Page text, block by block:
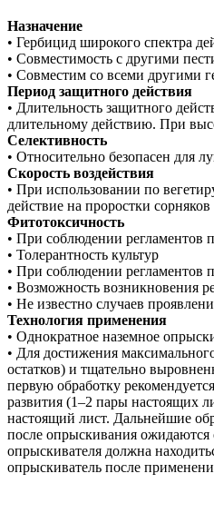
Назначение
• Гербицид широкого спектра
• Совместимость с другими
• Совместим со всеми другими
Период защитного действия
• Длительность защитного
длительному действию. При
Селективность
• Относительно безопасен для
Скорость воздействия
• При использовании по
действие на проростки
Фитотоксичность
• При соблюдении регламентов
• Толерантность культур
• При соблюдении регламентов
• Возможность возникновения
• Не известно случаев
Технология применения
• Однократное наземное
• Для достижения
остатков) и тщательно
первую обработку
развития (1–2 пары настоящих
настоящий лист. Дальнейшие
после опрыскивания ожидаются
опрыскивателя должна
опрыскиватель после